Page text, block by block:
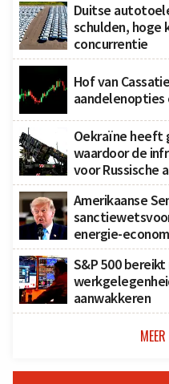
Duitse
schulden, hoge
concurrentie
Hof van
aandelenopties
Oekraïne heeft
waardoor de
voor Russische
Amerikaanse
energie-
S&P 500
aanwakkeren